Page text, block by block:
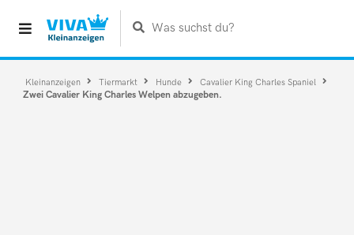
Was suchst du?
Kleinanzeigen Tiermarkt Hunde Cavalier King Charles Spaniel
Zwei Cavalier King Charles Welpen abzugeben.